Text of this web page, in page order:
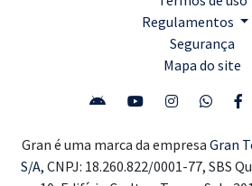
Regulamentos
Segurança
Mapa do site
Gran é uma marca da empresa Gran
S/A, CNPJ: 18.260.822/0001-77, SBS